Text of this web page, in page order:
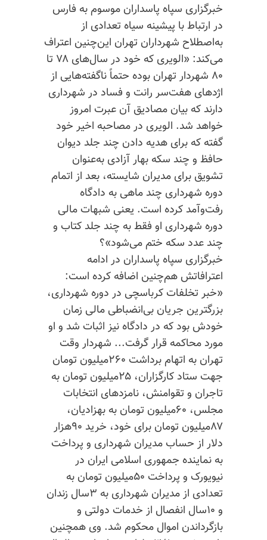
خبرگزاری سپاه پاسداران موسوم به فارس
در ارتباط با پیشینه سیاه تعدادی از
به‌اصطلاح شهرداران تهران این‌چنین اعتراف
می‌کند: «الویری
که خود در سال‌های ۷۸ تا
۸۰ شهردار تهران بوده حتماً ناگفته‌هایی از
اژدهای هفت‌سر رانت و فساد در شهرداری
دارند که بیان مصادیق آن عبرت امروز
خواهد شد. الویری در مصاحبه اخیر خود
گفته که برای هدیه دادن چند جلد دیوان
حافظ و چند سکه بهار آزادی به‌عنوان
تشویق برای مدیران شایسته، بعد از اتمام
دوره شهرداری چند ماهی به دادگاه
رفت‌وآمد کرده است. یعنی شبهات مالی
دوره شهرداری او فقط به چند جلد کتاب و
چند عدد سکه ختم می‌شود»؟
خبرگزاری سپاه پاسداران در ادامه
اعترافاتش هم‌چنین اضافه کرده است:
«خبر تخلفات کرباسچی در دوره شهرداری،
بزرگترین جریان بی‌انضباطی مالی زمان
خودش بود که در دادگاه نیز اثبات شد و او
مورد محاکمه قرار گرفت... شهردار وقت
تهران به اتهام برداشت ۲۶۰میلیون تومان
جهت ستاد کارگزاران، ۲۵میلیون تومان به
تاجران و تقوامنش، نامزدهای انتخابات
مجلس، ۶۰میلیون تومان به بهزادیان،
۸۷میلیون تومان برای خود، خرید ۹۰هزار
دلار از حساب مدیران شهرداری و پرداخت
به نماینده جمهوری اسلامی ایران در
نیویورک و پرداخت ۵۰میلیون تومان به
تعدادی از مدیران شهرداری به ۳سال زندان
و ۱۰سال انفصال از خدمات دولتی و
بازگرداندن اموال محکوم شد. وی همچنین